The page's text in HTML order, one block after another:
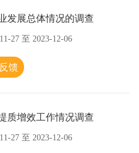
发展总体情况的调查
27 至 2023-12-06
馈
质增效工作情况调查
27 至 2023-12-06